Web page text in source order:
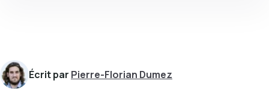
Écrit par Pierre-Florian Dumez